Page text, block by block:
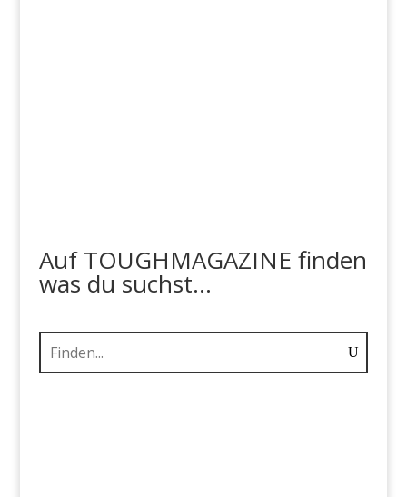
Auf TOUGHMAGAZINE finden
was du suchst...